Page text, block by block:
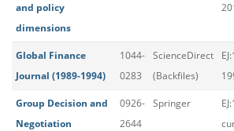
and policy
dimensions
Global Finance
Journal (1989-1994)
1044-
0283
ScienceDirect
(Backfiles)
Group Decision and
Negotiation
0926-
2644
Springer